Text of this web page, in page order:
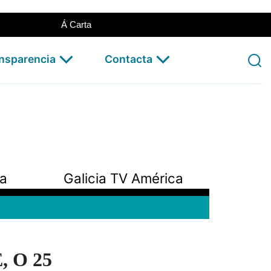
Á Carta
Contacta
Galicia TV América
O 25